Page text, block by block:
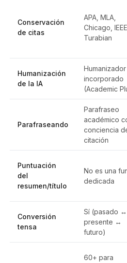
Conservación
de citas
APA, MLA,
Chicago, IEEE,
Turabian
Humanización
de la IA
Humanizador
incorporado
(Academic
Parafraseando
Parafraseo
académico
conciencia
citación
Puntuación
del
resumen/título
No es una
dedicada
Conversión
tensa
Sí (pasado ↔
presente ↔
futuro)
60+ para